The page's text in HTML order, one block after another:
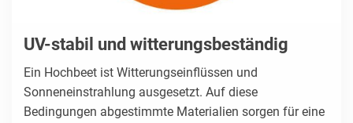
UV-stabil und witterungsbeständig
Ein Hochbeet ist Witterungseinflüssen und
Sonneneinstrahlung ausgesetzt. Auf diese
Bedingungen abgestimmte Materialien sorgen für eine